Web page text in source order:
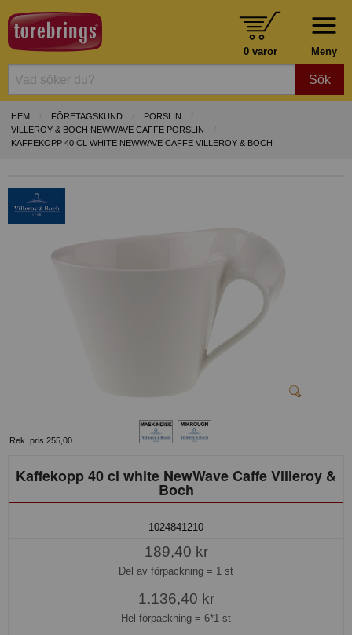
Meny
0 varor
Sök
HEM FÖRETAGSKUND
PORSLIN
VILLEROY & BOCH NEWWAVE CAFFE PORSLIN
KAFFEKOPP 40 CL WHITE NEWWAVE CAFFE VILLEROY & BOCH
Rek. pris 255,00
Kaffekopp 40 cl white NewWave Caffe Villeroy &
Boch
1024841210
189,40 kr
Del av förpackning = 1 st
1.136,40 kr
Hel förpackning = 6*1 st